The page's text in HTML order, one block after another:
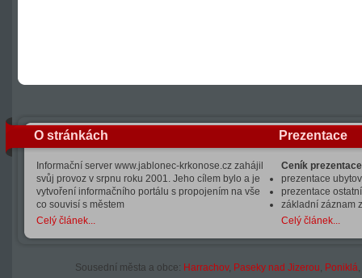
O stránkách
Informační server www.jablonec-krkonose.cz zahájil
svůj provoz v srpnu roku 2001. Jeho cílem bylo a je
vytvoření informačního portálu s propojením na vše
co souvisí s městem
Celý článek...
Prezentace
Ceník
prezentace
prezentace
základní záznam
Celý článek...
Sousední města a obce: Harrachov, Paseky nad Jizerou, Poniklá,